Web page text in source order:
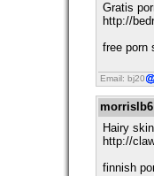
Gratis
http://
free porn
Email: bj20
morrislb6
Hairy
http://
finnish